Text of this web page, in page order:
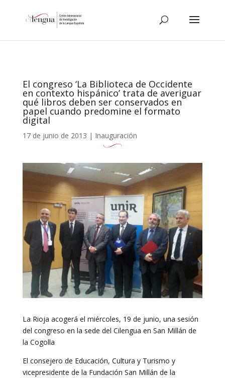
El congreso ‘La Biblioteca de Occidente
en contexto hispánico’ trata de averiguar
qué libros deben ser conservados en
papel cuando predomine el formato
digital
17 de junio de 2013 | Inauguración
La Rioja acogerá el miércoles, 19 de junio, una sesión
del congreso en la sede del Cilengua en San Millán de
la Cogolla
El consejero de Educación, Cultura y Turismo y
vicepresidente de la Fundación San Millán de la